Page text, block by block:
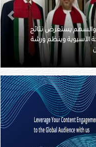
كم يبلغ ميراث بيليه ومن هم
Next